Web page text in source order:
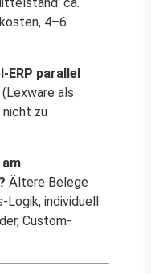
4–6
ERP parallel
als
nicht zu
Ältere Belege
Logik, individuell
Custom-